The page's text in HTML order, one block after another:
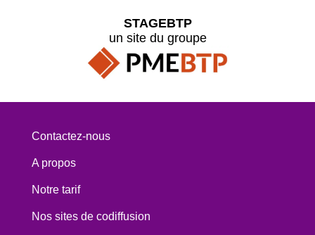
STAGEBTP
un site du groupe
Contactez-nous
A propos
Notre tarif
Nos sites de codiffusion